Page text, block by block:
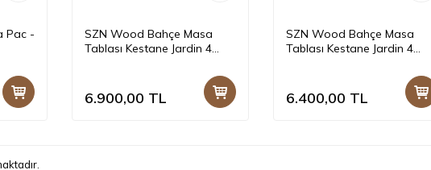
Pac -
SZN Wood Bahçe Masa
Tablası Kestane Jardin 4
6.900,00 TL
SZN Wood Bahçe Masa
Tablası Kestane Jardin 4
6.400,00 TL